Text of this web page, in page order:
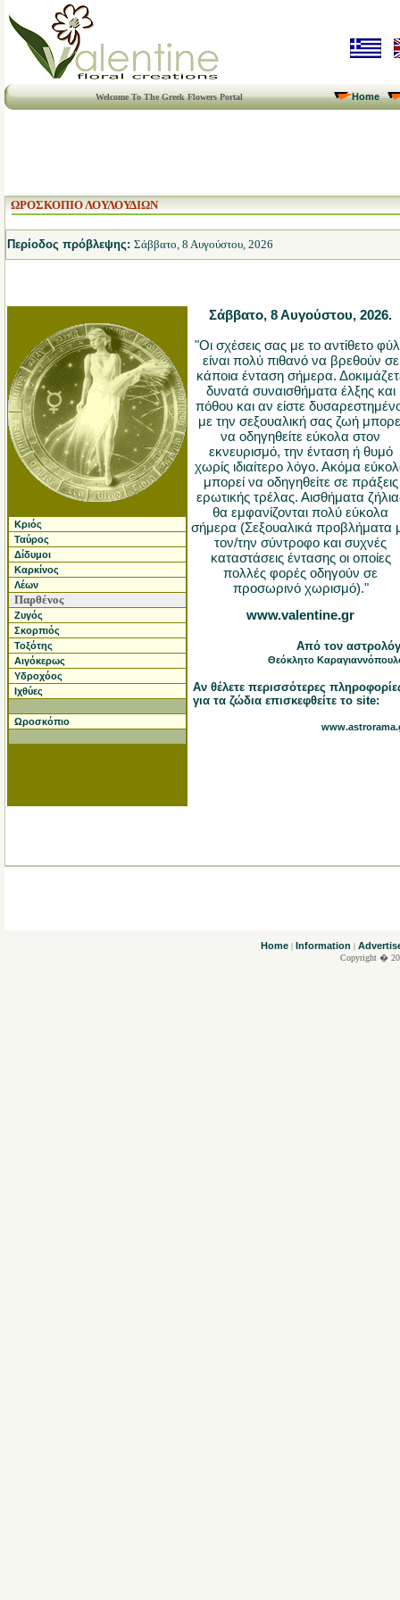
Welcome To The Greek Flowers Portal Home
ΩΡΟΣΚΟΠΙΟ ΛΟΥΛΟΥΔΙΩΝ
Περίοδος πρόβλεψης: Σάββατο, 8 Αυγούστου, 2026
Κριός
Ταύρος
Δίδυμοι
Καρκίνος
Λέων
Παρθένος
Ζυγός
Σκορπιός
Τοξότης
Αιγόκερως
Υδροχόος
Ιχθύες
Ωροσκόπιο
Σάββατο, 8 Αυγούστου, 2026.
"Οι σχέσεις σας με το αντίθετο
είναι πολύ πιθανό να βρεθούν σε
κάποια ένταση σήμερα.
δυνατά συναισθήματα έλξης και
πόθου και αν είστε
με την σεξουαλική σας ζωή
να οδηγηθείτε εύκολα στον
εκνευρισμό, την ένταση ή θυμό
χωρίς ιδιαίτερο λόγο. Ακόμα
μπορεί να οδηγηθείτε σε πράξεις
ερωτικής τρέλας. Αισθήματα
θα εμφανίζονται πολύ εύκολα
σήμερα (Σεξουαλικά προβλήματα
τον/την σύντροφο και συχνές
καταστάσεις έντασης οι οποίες
πολλές φορές οδηγούν σε
προσωρινό χωρισμό)."
www.valentine.gr
Από τον
Θεόκλητο
Αν θέλετε περισσότερες
για τα ζώδια επισκεφθείτε το site:
Home| Information |
Copyright �